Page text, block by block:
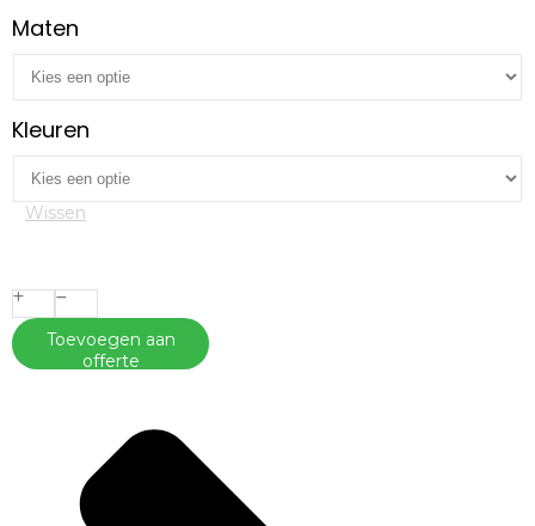
Maten
Kleuren
Wissen
Toevoegen aan
offerte